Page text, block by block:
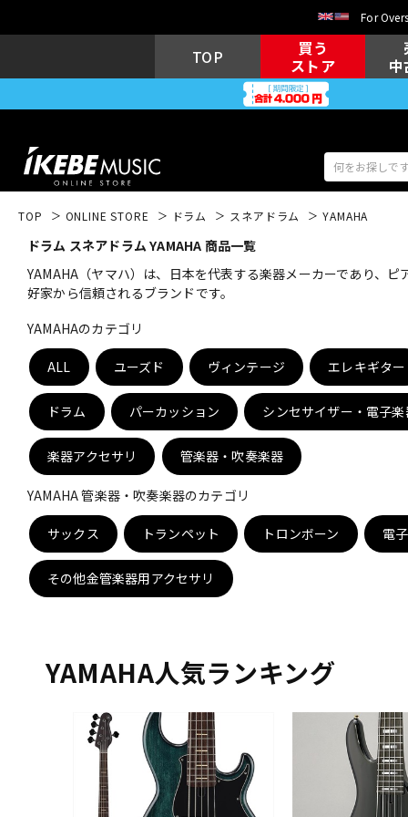
For
TOP
買う
ストア
エレキギター アコ
キーボード 電子ピアノ
DJ機器 DTM
中古 ヴィンテージ
TOP ONLINE STORE ドラム スネアドラム YAMAHA
ドラム スネアドラム YAMAHA 商品一覧
YAMAHA（ヤマハ）は、日本を代表する楽器メーカーであり、
好家から信頼されるブランドです。
YAMAHAのカテゴリ
ALL ユーズド ヴィンテージ エレキギター
ドラム パーカッション シンセサイザー・電子
楽器アクセサリ 管楽器・吹奏楽器
YAMAHA 管楽器・吹奏楽器のカテゴリ
サックス トランペット トロンボーン 電
その他金管楽器用アクセサリ
YAMAHA人気ランキング